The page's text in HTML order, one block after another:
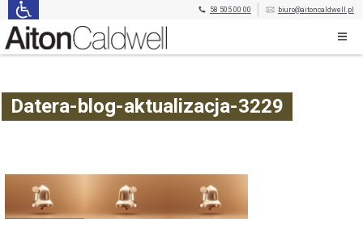
58 505 00 00 biuro@aitoncaldwell.pl
Datera-blog-aktualizacja-3229